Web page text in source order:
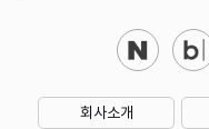
회사소개